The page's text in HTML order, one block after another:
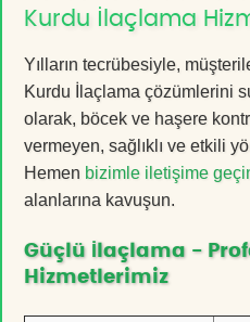
Kurdu İlaçlama
Yılların tecrübesiyle,
Kurdu İlaçlama çözümlerini
olarak, böcek ve haşere
vermeyen, sağlıklı ve etkili
Hemen bizimle iletişime
alanlarına kavuşun.
Güçlü İlaçlama -
Hizmetlerimiz